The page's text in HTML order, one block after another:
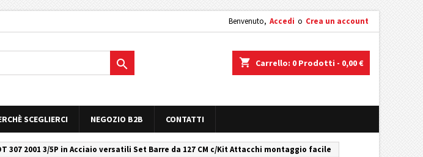
Benvenuto, Accedi o Crea un account
shopping_cart Carrello: 0 Prodotti - 0,00 €

SCEGLIERCI NEGOZIO B2B CONTATTI
307 2001 3/5P in Acciaio versatili Set Barre da 127 CM c/Kit Attacchi montaggio facile